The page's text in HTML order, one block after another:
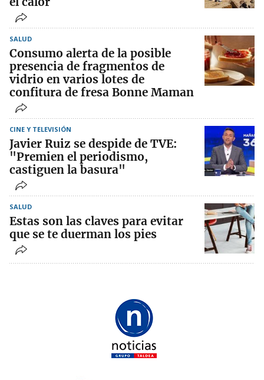
SALUD
Consumo alerta de la posible
presencia de fragmentos de
vidrio en varios lotes de
confitura de fresa Bonne Maman
CINE Y TELEVISIÓN
Javier Ruiz se despide de TVE:
"Premien el periodismo,
castiguen la basura"
SALUD
Estas son las claves para evitar
que se te duerman los pies